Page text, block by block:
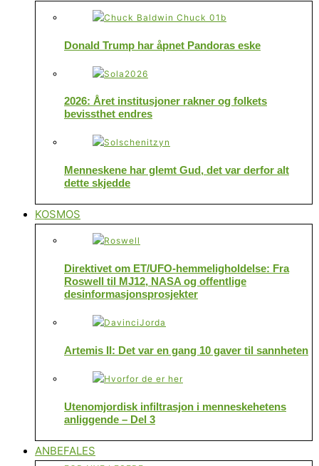
Donald Trump har åpnet Pandoras eske
2026: Året institusjoner rakner og folkets
bevissthet endres
Menneskene har glemt Gud, det var derfor alt
dette skjedde
KOSMOS
Direktivet om ET/UFO-hemmeligholdelse: Fra
Roswell til MJ12, NASA og offentlige
desinformasjonsprosjekter
Artemis II: Det var en gang 10 gaver til sannheten
Utenomjordisk infiltrasjon i menneskehetens
anliggende – Del 3
ANBEFALES